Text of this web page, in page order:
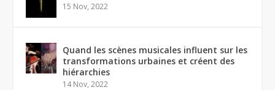
15 Nov, 2022
Quand les scènes musicales influent sur les
transformations urbaines et créent des
hiérarchies
14 Nov, 2022